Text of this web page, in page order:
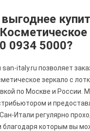
0934 5000?
italy.ru позволяет
зеркало с
по Москве и России.
и
Итали регулярно
благодаря которым вы